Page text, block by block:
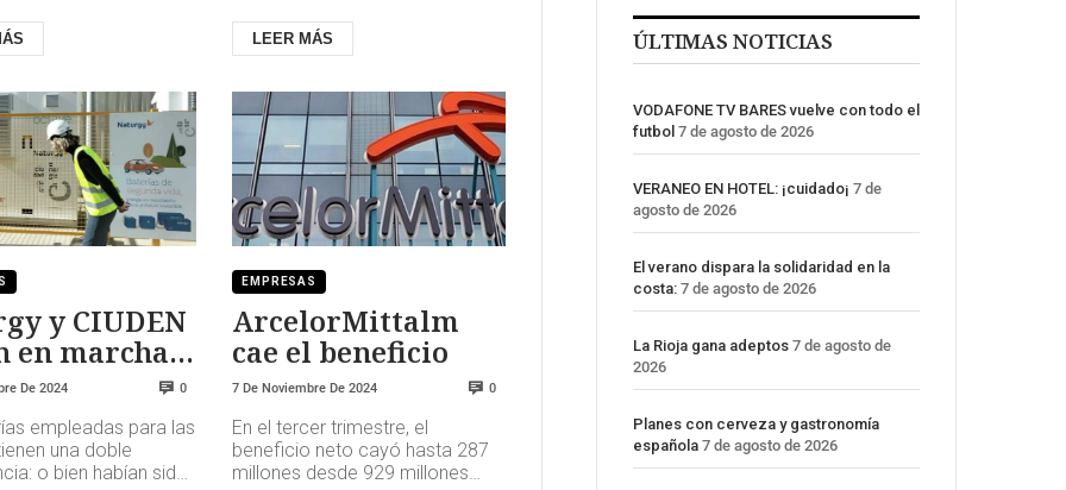
el acceso a Net...
aproximadamente 3000
compañí...
LEER MÁS
y CIUDEN
en marcha
proyecto
De 2024 0
empleadas para las
una doble
o bien habían sido
EMPRESAS
ArcelorMittalm
cae el beneficio
7 De Noviembre De 2024 0
En el tercer trimestre, el
beneficio neto cayó hasta 287
millones desde 929 millones
ÚLTIMAS NOTICIAS
VODAFONE TV BARES vuelve con todo el
futbol 7 de agosto de 2026
VERANEO EN HOTEL: ¡cuidado¡ 7 de
agosto de 2026
El verano dispara la solidaridad en la
costa: 7 de agosto de 2026
La Rioja gana adeptos 7 de agosto de
2026
Planes con cerveza y gastronomía
española 7 de agosto de 2026